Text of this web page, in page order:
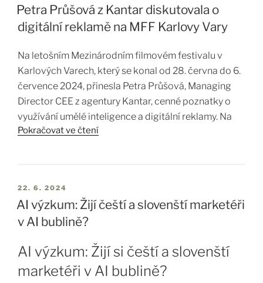
nabídne…
strategii. Dovednost efektivně moderovat rozhovory a
realizovat kvalitativní výzkum Vám umožní získat cenné
insights, které by kvantitativní výzkum mohl
identifikovat zákaznické…
Petra Průšová z Kantar diskutovala o
digitální reklamě na MFF Karlovy Vary
Na letošním Mezinárodním filmovém festivalu v
Karlových Varech, který se konal od 28. června do 6.
července 2024, přinesla Petra Průšová, Managing
Director CEE z agentury Kantar, cenné poznatky o
využívání umělé inteligence a digitální reklamy. Na
panelové diskuzi „Streamovací média a ekonomika
a specifik digitálního reklamního obsahu.
Petra Průšová zdůraznila, že úspěšnost televizní
reklamy nezaručuje automaticky úspěch v online
Pokračovat ve čtení
22. 6. 2024
AI výzkum: Žijí čeští a slovenští marketéři
v AI bublině?
AI výzkum: Žijí si čeští a slovenští
marketéři v AI bublině?